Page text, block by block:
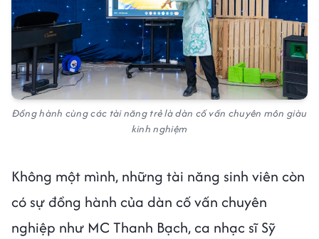
Đồng hành cùng các tài năng trẻ là dàn cố vấn chuyên môn giàu
kinh nghiệm
Không một mình, những tài năng sinh viên còn
có sự đồng hành của dàn cố vấn chuyên
nghiệp như MC Thanh Bạch, ca nhạc sĩ Sỹ